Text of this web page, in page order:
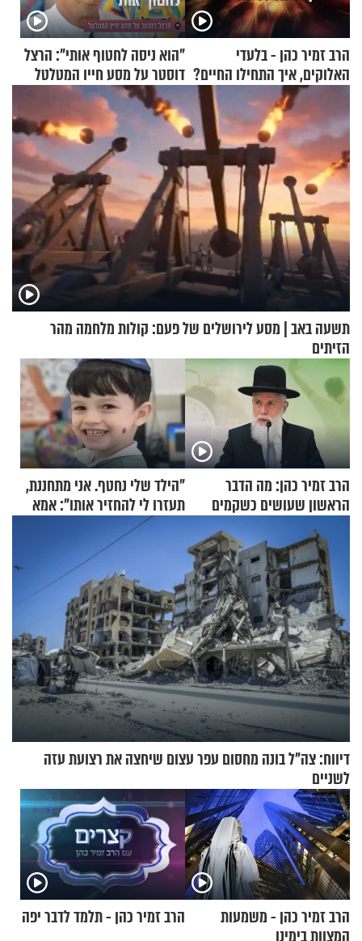
הרב זמיר כהן - בלעדי
האלוקים, איך התחילו החיים?
"הוא ניסה לחטוף אותי": הרצל
דוסטר על מסע חייו המטלטל
תשעה באב | מסע לירושלים של פעם: קולות מלחמה מהר
הזיתים
הרב זמיר כהן: מה הדבר
הראשון שעושים כשקמים
בבוקר?
"הילד שלי נחטף. אני מתחננת,
תעזרו לי להחזיר אותו": אמא
של יובל בן ה-4 בריאיון דומע
דיווח: צה"ל בונה מחסום עפר עצום שיחצה את רצועת עזה
לשניים
הרב זמיר כהן - משמעות
הרב זמיר כהן - תלמד לדבר יפה